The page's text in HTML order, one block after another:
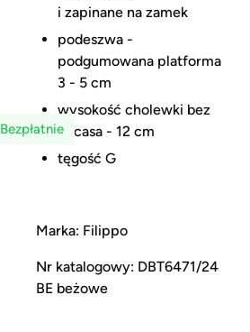
Bezpłatnie
i zapinane na zamek
podeszwa -
podgumowana platforma
3 - 5 cm
wysokość cholewki bez
obcasa - 12 cm
tęgość G
Marka: Filippo
Nr katalogowy: DBT6471/24
BE beżowe